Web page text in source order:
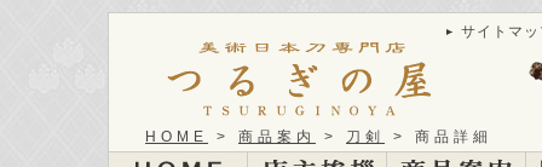
サイトマ
HOME > 商品案内 > 刀剣 > 商品詳細